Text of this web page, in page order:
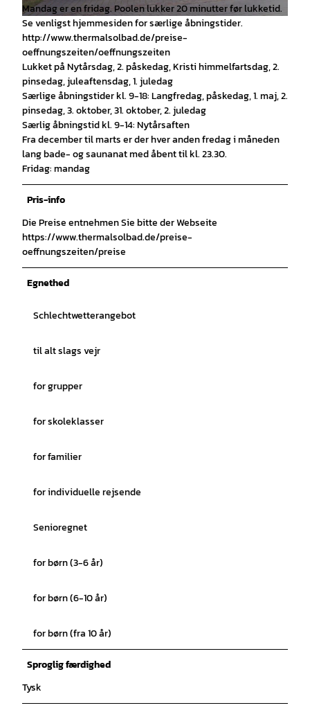
© Tourist-Information Salzgitter c/o Wirtschafts- und Innovationsförderung Salzgitter GmbH |
Mandag er en fridag. Poolen lukker 20 minutter før lukketid.
Se venligst hjemmesiden for særlige åbningstider.
http://www.thermalsolbad.de/preise-
oeffnungszeiten/oeffnungszeiten
Lukket på Nytårsdag, 2. påskedag, Kristi himmelfartsdag, 2.
pinsedag, juleaftensdag, 1. juledag
Særlige åbningstider kl. 9-18: Langfredag, påskedag, 1. maj, 2.
pinsedag, 3. oktober, 31. oktober, 2. juledag
Særlig åbningstid kl. 9-14: Nytårsaften
Fra december til marts er der hver anden fredag i måneden
lang bade- og saunanat med åbent til kl. 23.30.
Fridag: mandag
Pris-info
Die Preise entnehmen Sie bitte der Webseite
https://www.thermalsolbad.de/preise-
oeffnungszeiten/preise
Egnethed
Schlechtwetterangebot
til alt slags vejr
for grupper
for skoleklasser
for familier
for individuelle rejsende
Senioregnet
for børn (3-6 år)
for børn (6-10 år)
for børn (fra 10 år)
Sproglig færdighed
Tysk